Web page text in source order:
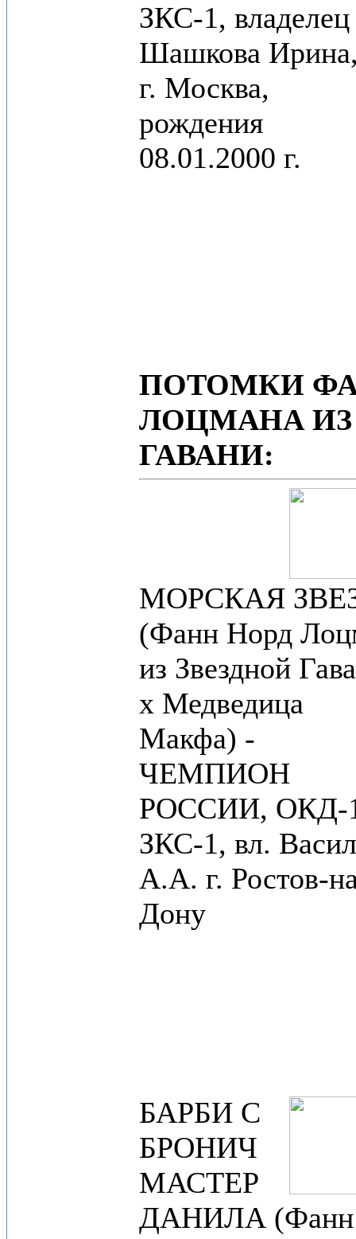
ЗКС-1, владелец
Шашкова
г. Москва,
рождения
08.01.2000 г.
ПОТОМКИ
ЛОЦМАНА ИЗ
ГАВАНИ:
МОРСКАЯ
(Фанн Норд
из Звездной
х Медведица
Макфа) -
ЧЕМПИОН
РОССИИ, ОКД-
ЗКС-1, вл.
А.А. г. Ростов-
Дону
БАРБИ С
БРОНИЧ
МАСТЕР
ДАНИЛА (Фанн